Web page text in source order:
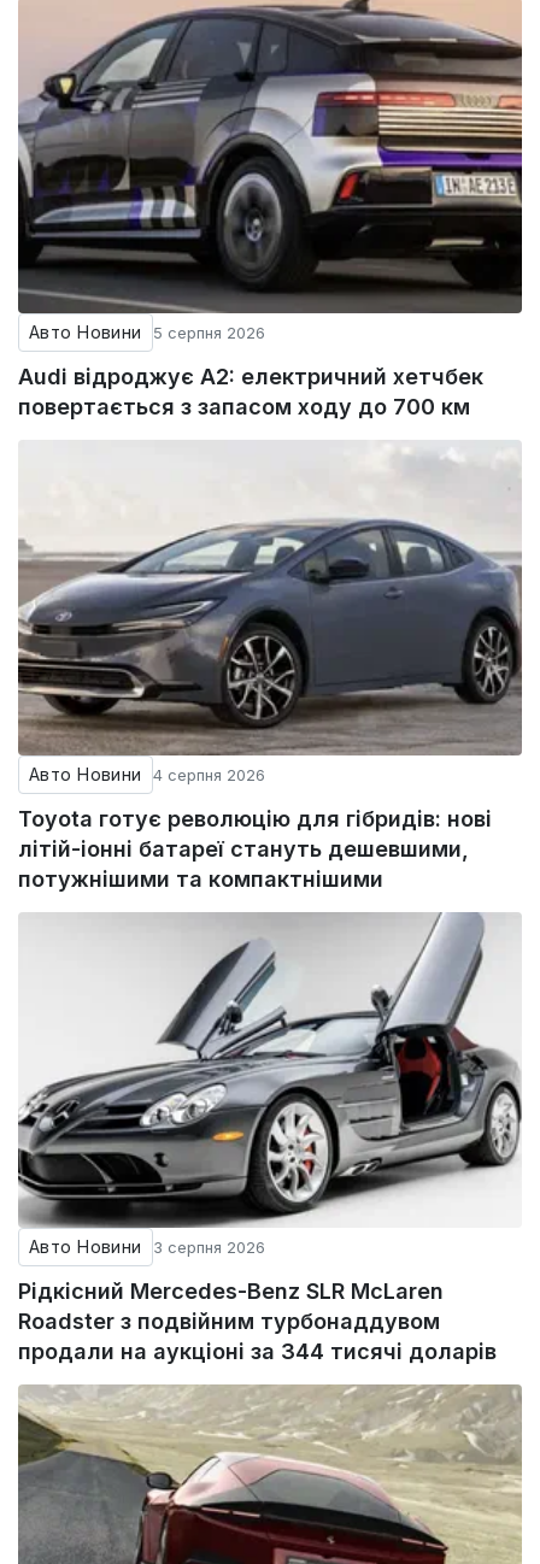
Авто Новини 5 серпня 2026
Audi відроджує A2: електричний хетчбек
повертається з запасом ходу до 700 км
Авто Новини 4 серпня 2026
Toyota готує революцію для гібридів: нові
літій-іонні батареї стануть дешевшими,
потужнішими та компактнішими
Авто Новини 3 серпня 2026
Рідкісний Mercedes-Benz SLR McLaren
Roadster з подвійним турбонаддувом
продали на аукціоні за 344 тисячі доларів